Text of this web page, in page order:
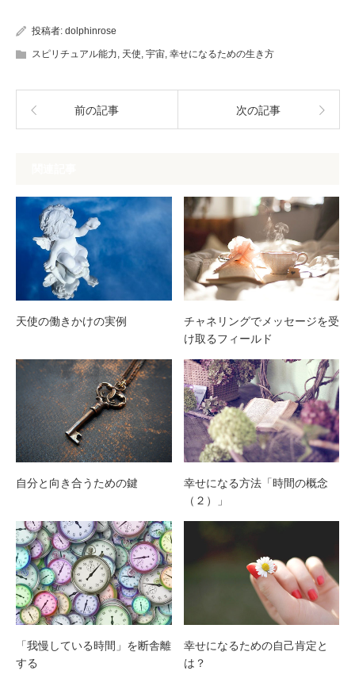
投稿者: dolphinrose
スピリチュアル能力 天使 宇宙 幸せになるための生き方
前の記事 次の記事
天使の働きかけの実例
チャネリングでメッセージを受
け取るフィールド
自分と向き合うための鍵
幸せになる方法「時間の概念
（２）」
「我慢している時間」を断舎離
する
幸せになるための自己肯定と
は？